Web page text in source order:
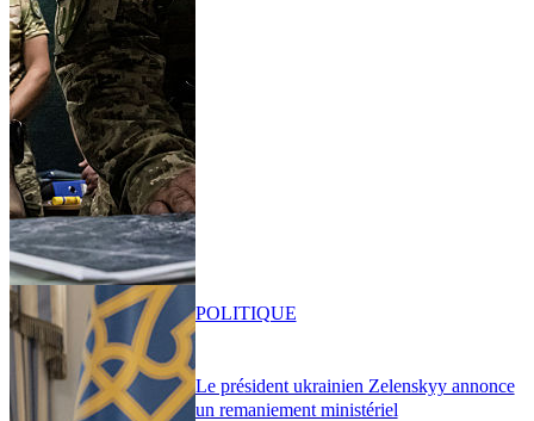
Le président ukrainien Zelenskyy annonce
un remaniement ministériel
POLITIQUE